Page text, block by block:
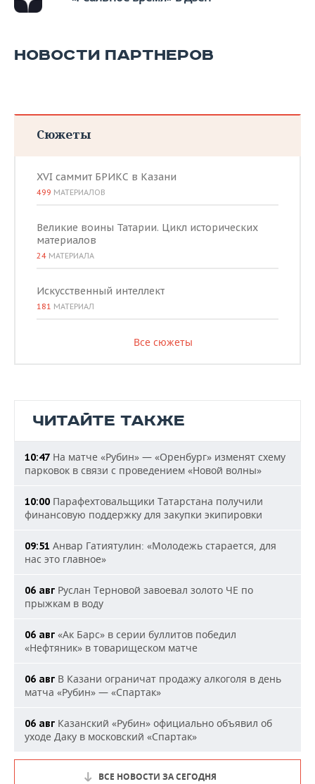
ХОККЕЙ С МЯЧОМ
ПРОИСШЕСТВИЯ
НОВОСТИ ПАРТНЕРОВ
Сюжеты
XVI саммит БРИКС в Казани
499 МАТЕРИАЛОВ
Великие воины Татарии. Цикл исторических
материалов
24 МАТЕРИАЛА
Искусственный интеллект
181 МАТЕРИАЛ
Все сюжеты
ЧИТАЙТЕ ТАКЖЕ
10:47 На матче «Рубин» — «Оренбург» изменят схему
парковок в связи с проведением «Новой волны»
10:00 Парафехтовальщики Татарстана получили
финансовую поддержку для закупки экипировки
09:51 Анвар Гатиятулин: «Молодежь старается, для
нас это главное»
06 авг Руслан Терновой завоевал золото ЧЕ по
прыжкам в воду
06 авг «Ак Барс» в серии буллитов победил
«Нефтяник» в товарищеском матче
06 авг В Казани ограничат продажу алкоголя в день
матча «Рубин» — «Спартак»
06 авг Казанский «Рубин» официально объявил об
уходе Даку в московский «Спартак»
ВСЕ НОВОСТИ ЗА СЕГОДНЯ